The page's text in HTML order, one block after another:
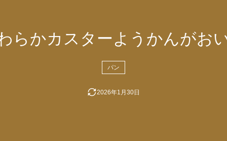
らかカスターようかんがお
パン
2026年1月30日